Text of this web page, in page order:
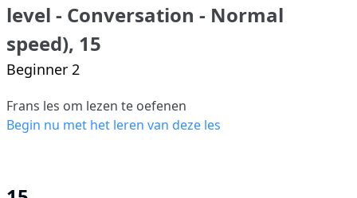
level - Conversation - Normal
speed), 15
Beginner 2
Frans les om lezen te oefenen
Begin nu met het leren van deze les